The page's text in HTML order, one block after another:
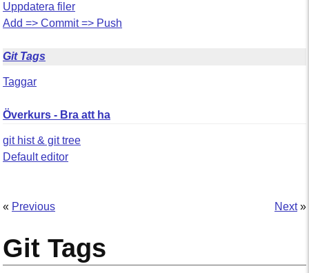
Uppdatera filer
Add => Commit => Push
Git Tags
Taggar
Överkurs - Bra att ha
git hist & git tree
Default editor
Next»
« Previous
Git Tags